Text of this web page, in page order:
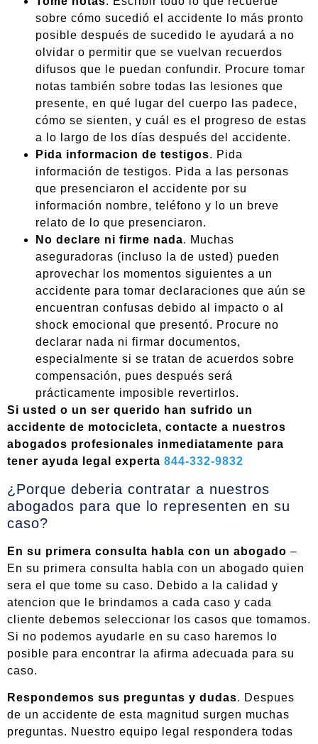
sobre cómo sucedió el accidente lo más pronto
posible después de sucedido le ayudará a no
olvidar o permitir que se vuelvan recuerdos
difusos que le puedan confundir. Procure tomar
notas también sobre todas las lesiones que
presente, en qué lugar del cuerpo las padece,
cómo se sienten, y cuál es el progreso de estas
a lo largo de los días después del accidente.
Pida informacion de testigos. Pida
información de testigos. Pida a las personas
que presenciaron el accidente por su
información nombre, teléfono y lo un breve
relato de lo que presenciaron.
No declare ni firme nada. Muchas
aseguradoras (incluso la de usted) pueden
aprovechar los momentos siguientes a un
accidente para tomar declaraciones que aún se
encuentran confusas debido al impacto o al
shock emocional que presentó. Procure no
declarar nada ni firmar documentos,
especialmente si se tratan de acuerdos sobre
compensación, pues después será
prácticamente imposible revertirlos.
Si usted o un ser querido han sufrido un
accidente de motocicleta, contacte a nuestros
abogados profesionales inmediatamente para
tener ayuda legal experta 844-332-9832
¿Porque deberia contratar a nuestros
abogados para que lo representen en su
caso?
En su primera consulta habla con un abogado –
En su primera consulta habla con un abogado quien
sera el que tome su caso. Debido a la calidad y
atencion que le brindamos a cada caso y cada
cliente debemos seleccionar los casos que tomamos.
Si no podemos ayudarle en su caso haremos lo
posible para encontrar la afirma adecuada para su
caso.
Respondemos sus preguntas y dudas. Despues
de un accidente de esta magnitud surgen muchas
preguntas. Nuestro equipo legal respondera todas